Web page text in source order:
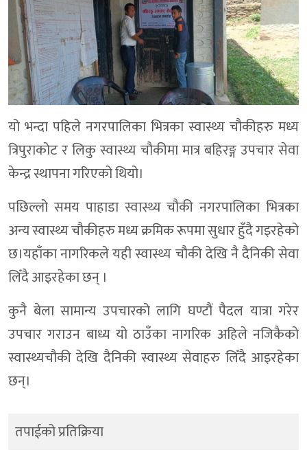
यो भन्दा पहिले नगरपालिका भित्रका स्वास्थ्य चौकीहरु मध्य
त्रिपुराकोट र लिकु स्वास्थ्य चौकीमा मात्र बहिरङ्ग उपचार सेवा
केन्द्र स्थापना गरिएको थियो।
पछिल्लो समय पाहाडा स्वास्थ्य चौकी नगरपालिका भित्रका
अन्य स्वास्थ्य चौकीहरु मध्य क्रमिक रूपमा सुधार हुँदै गइरहेको
छ।यहाँका नागरिकले यही स्वास्थ्य चौकी देखि नै दैनिकी सेवा
लिँदै आइरहेका छन् ।
कुनै बेला सामान्य उपचारको लागि घण्टौं पैदल यात्रा गरेर
उपचार गराउन बाध्य यो ठाउँका नागरिक अहिले नजिकैको
स्वास्थ्यचौकी देखि दैनिकी स्वास्थ्य सेवाहरु लिँदै आइरहेका
छन्।
तपाईको प्रतिक्रिया